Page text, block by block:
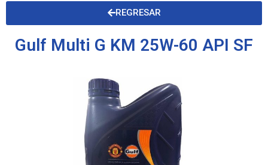
REGRESAR
Gulf Multi G KM 25W-60 API SF